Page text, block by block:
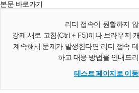
본문 바로가기
리디 접속이 원활하지
강제 새로 고침(Ctrl + F5)이나 브라우저
계속해서 문제가 발생한다면 리디 접속
하고 대응 방법을 안내드
테스트 페이지로 이